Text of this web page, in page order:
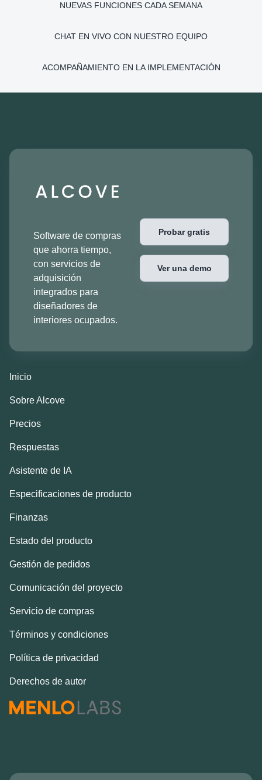
NUEVAS FUNCIONES CADA SEMANA
CHAT EN VIVO CON NUESTRO EQUIPO
ACOMPAÑAMIENTO EN LA IMPLEMENTACIÓN
Software de compras
que ahorra tiempo,
con servicios de
adquisición
integrados para
diseñadores de
interiores ocupados.
Probar gratis
Ver una demo
Inicio
Sobre Alcove
Precios
Respuestas
Asistente de IA
Especificaciones de producto
Finanzas
Estado del producto
Gestión de pedidos
Comunicación del proyecto
Servicio de compras
Términos y condiciones
Política de privacidad
Derechos de autor